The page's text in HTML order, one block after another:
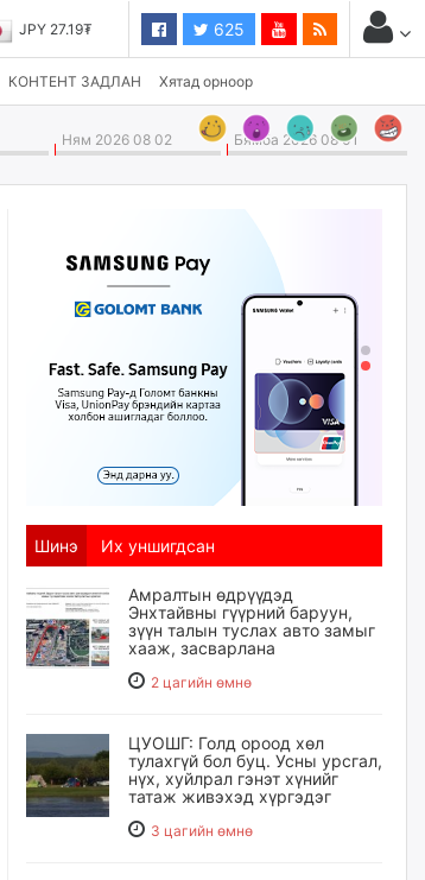
JPY 27.19₮ 625
КОНТЕНТ ЗАДЛАН Хятад орноор
Ням 2026 08 02 Бямба 2026 08 01
Шинэ Их уншигдсан
Амралтын өдрүүдэд
Энхтайвны гүүрний баруун,
зүүн талын туслах авто замыг
хааж, засварлана
2 цагийн өмнө
ЦУОШГ: Голд ороод хөл
тулахгүй бол буц. Усны урсгал,
нүх, хуйлрал гэнэт хүнийг
татаж живэхэд хүргэдэг
3 цагийн өмнө